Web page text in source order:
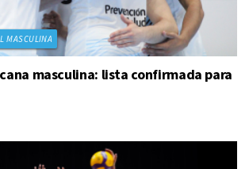
MASCULINA
masculina: lista confirmada para